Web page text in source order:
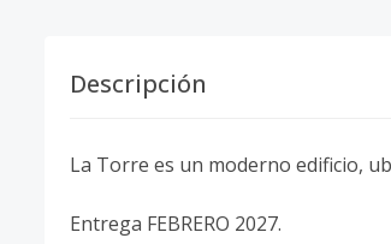
Descripción
La Torre es un moderno edificio,
Entrega FEBRERO 2027.